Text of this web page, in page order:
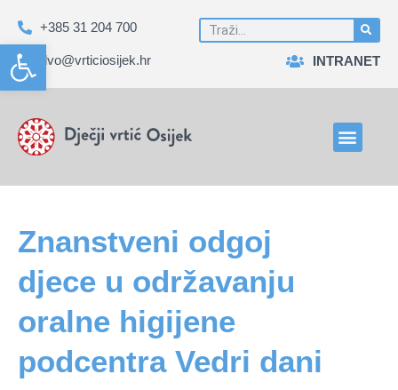
Open toolbar
+385 31 204 700
dvo@vrticiosijek.hr INTRANET
Znanstveni odgoj
djece u održavanju
oralne higijene
podcentra Vedri dani